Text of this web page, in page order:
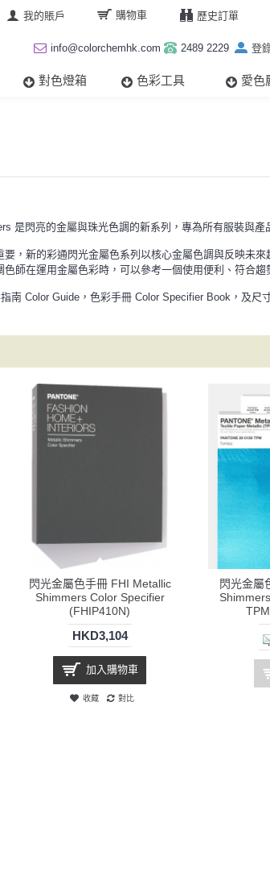
我的賬戶 購物車 歷史訂單
info@colorchemhk.com 2489 2229 登
對色燈箱 色彩工具 愛色
是閃亮的金屬與珠光色調的新系列，專為所有服裝與產
，新的彩通閃光金屬色系列以核心金屬色調與反映未
師在運用金屬色彩時，可以參考一個使用便利、符合
南 Color Guide，色彩手冊 Color Specifier Book，及
閃光金屬色手冊 FHI Metallic
Shimmers Color Specifier
(FHIP410N)
HKD3,104
加入購物車
收藏 對比
閃光金屬